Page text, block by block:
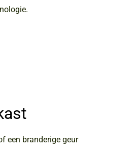
een branderige geur